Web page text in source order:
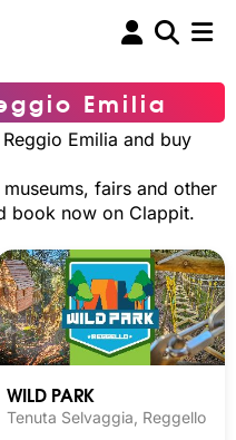
Emilia
Emilia and buy
fairs and other
book now on Clappit.
WILD PARK
Tenuta Selvaggia, Reggello